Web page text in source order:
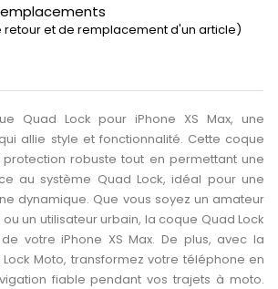
retour et de remplacement d'un article)
Quad Lock pour iPhone XS Max, une
allie style et fonctionnalité. Cette coque
robuste tout en permettant une
au système Quad Lock, idéal pour une
dynamique. Que vous soyez un amateur
un utilisateur urbain, la coque Quad Lock
votre iPhone XS Max. De plus, avec la
Moto, transformez votre téléphone en
fiable pendant vos trajets à moto.